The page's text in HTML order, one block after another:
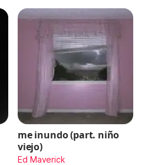
me inundo (part. niño
viejo)
Ed Maverick